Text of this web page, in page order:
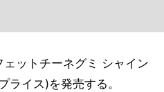
ットチーネグミ シャイン
ライス)を発売する。